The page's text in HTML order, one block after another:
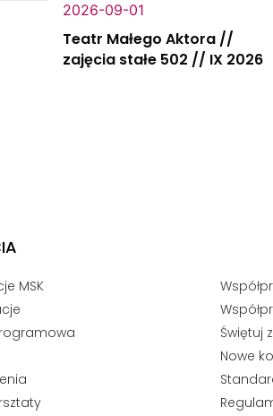
2026-09-01
Teatr Małego Aktora //
zajęcia stałe 502 // IX 2026
MSK
Świętuj
Nowe